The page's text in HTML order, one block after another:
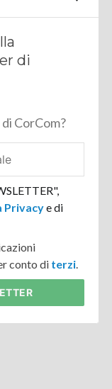
di
CorCom?
Privacye di
conto di terzi.